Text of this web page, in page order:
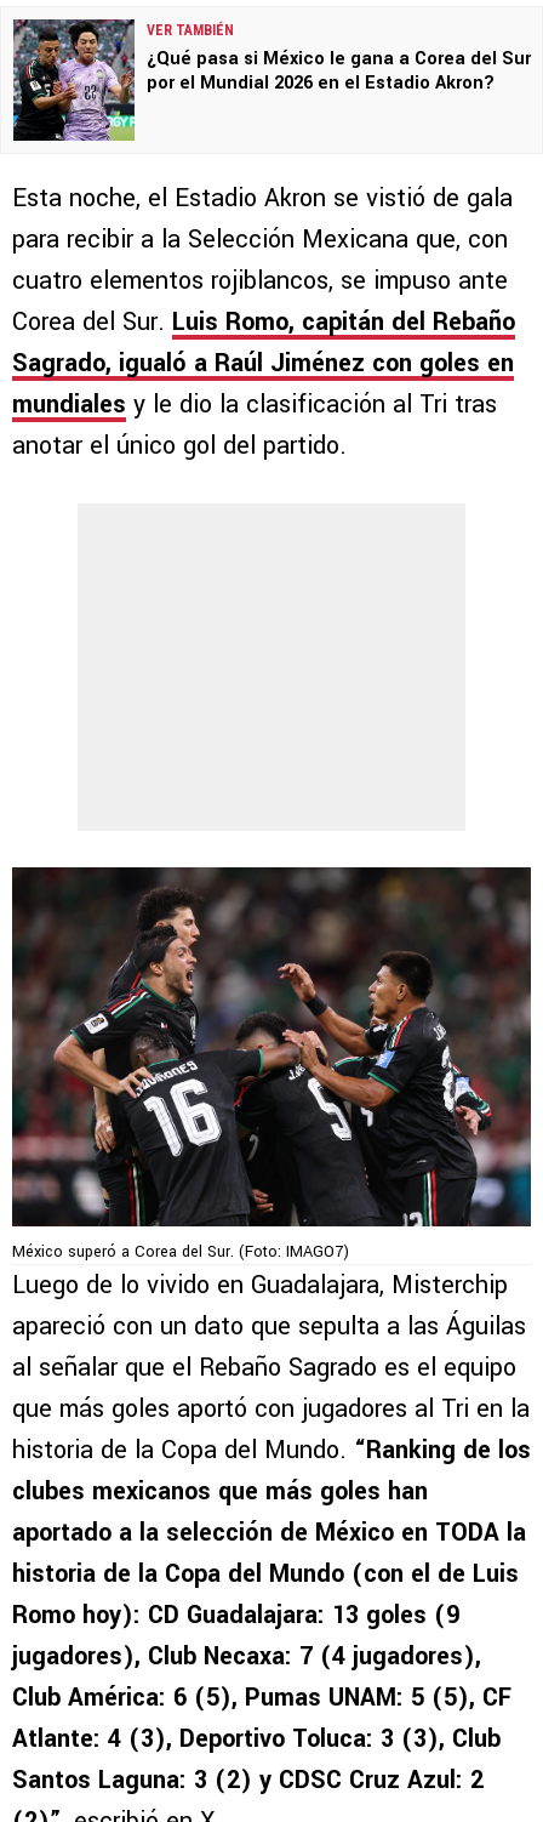
VER TAMBIÉN
¿Qué pasa si México le gana a Corea del Sur
por el Mundial 2026 en el Estadio Akron?
Esta noche, el Estadio Akron se vistió de gala
para recibir a la Selección Mexicana que, con
cuatro elementos rojiblancos, se impuso ante
Corea del Sur. Luis Romo, capitán del Rebaño
Sagrado, igualó a Raúl Jiménez con goles en
mundiales y le dio la clasificación al Tri tras
anotar el único gol del partido.
México superó a Corea del Sur. (Foto: IMAGO7)
Luego de lo vivido en Guadalajara, Misterchip
apareció con un dato que sepulta a las Águilas
al señalar que el Rebaño Sagrado es el equipo
que más goles aportó con jugadores al Tri en la
historia de la Copa del Mundo. “Ranking de los
clubes mexicanos que más goles han
aportado a la selección de México en TODA la
historia de la Copa del Mundo (con el de Luis
Romo hoy): CD Guadalajara: 13 goles (9
jugadores), Club Necaxa: 7 (4 jugadores),
Club América: 6 (5), Pumas UNAM: 5 (5), CF
Atlante: 4 (3), Deportivo Toluca: 3 (3), Club
Santos Laguna: 3 (2) y CDSC Cruz Azul: 2